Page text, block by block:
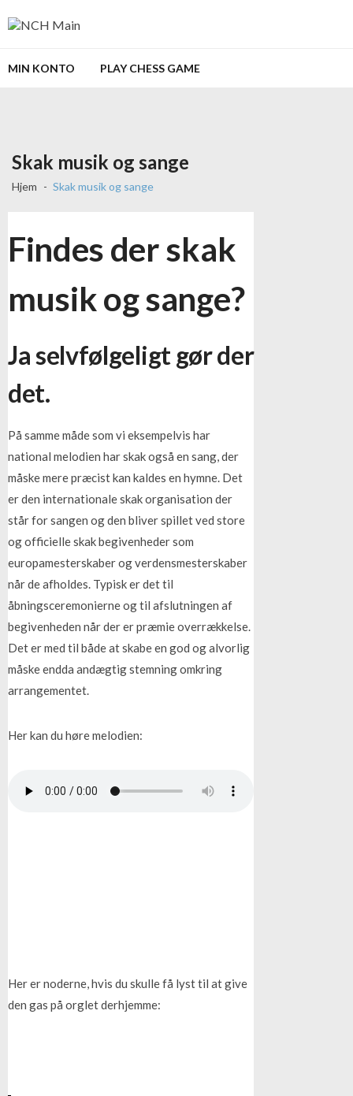
MIN KONTO PLAY CHESS GAME
Skak musik og sange
Hjem Skak musik og sange
Findes der skak
musik og sange?
Ja selvfølgeligt gør der
det.
På samme måde som vi eksempelvis har
national melodien har skak også en sang, der
måske mere præcist kan kaldes en hymne. Det
er den internationale skak organisation der
står for sangen og den bliver spillet ved store
og officielle skak begivenheder som
europamesterskaber og verdensmesterskaber
når de afholdes. Typisk er det til
åbningsceremonierne og til afslutningen af
begivenheden når der er præmie overrækkelse.
Det er med til både at skabe en god og alvorlig
måske endda andægtig stemning omkring
arrangementet.
Her kan du høre melodien:
Her er noderne, hvis du skulle få lyst til at give
den gas på orglet derhjemme: